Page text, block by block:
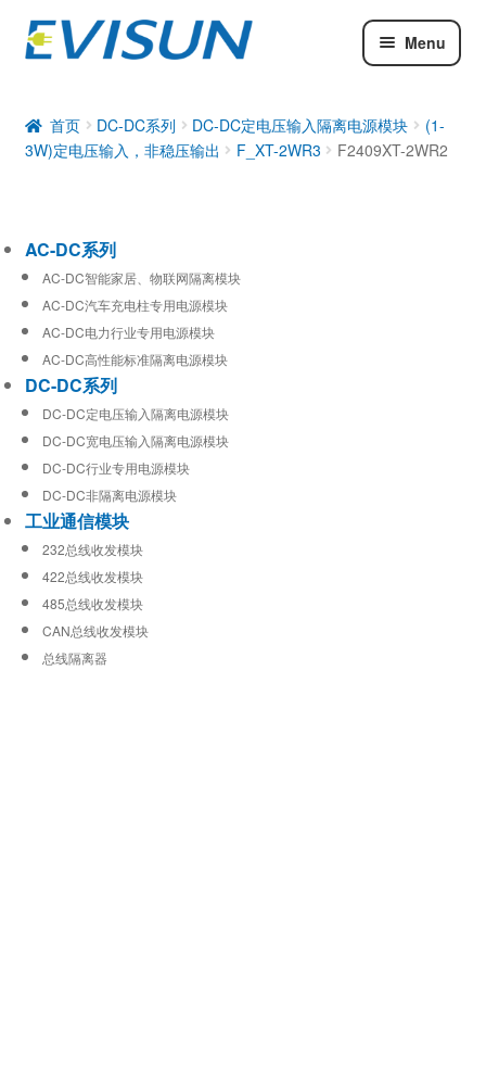
Menu
DC-DC系列
工业通信模块
首页 DC-DC系列 DC-DC定电压输入隔离电源模块
(1-
3W)定电压输入，非稳压输出
F_XT-2WR3 F2409XT-2WR2
AC-DC系列
AC-DC智能家居、物联网隔离模块
AC-DC汽车充电柱专用电源模块
AC-DC电力行业专用电源模块
AC-DC高性能标准隔离电源模块
DC-DC系列
DC-DC定电压输入隔离电源模块
DC-DC宽电压输入隔离电源模块
DC-DC行业专用电源模块
DC-DC非隔离电源模块
工业通信模块
232总线收发模块
422总线收发模块
485总线收发模块
CAN总线收发模块
总线隔离器